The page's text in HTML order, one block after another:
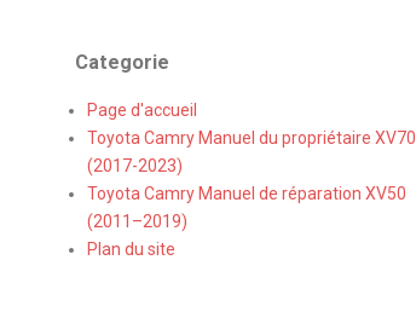
Categorie
Page d'accueil
Toyota Camry Manuel du propriétaire XV70
(2017-2023)
Toyota Camry Manuel de réparation XV50
(2011–2019)
Plan du site